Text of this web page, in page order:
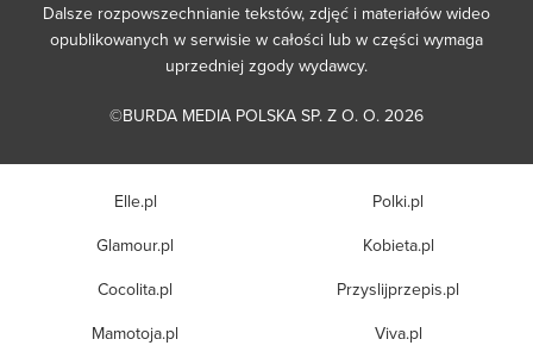
Dalsze rozpowszechnianie tekstów, zdjęć i materiałów wideo
opublikowanych w serwisie w całości lub w części wymaga
uprzedniej zgody wydawcy.
©BURDA MEDIA POLSKA SP. Z O. O. 2026
Elle.pl
Glamour.pl
Cocolita.pl
Mamotoja.pl
Polki.pl
Kobieta.pl
Przyslijprzepis.pl
Viva.pl